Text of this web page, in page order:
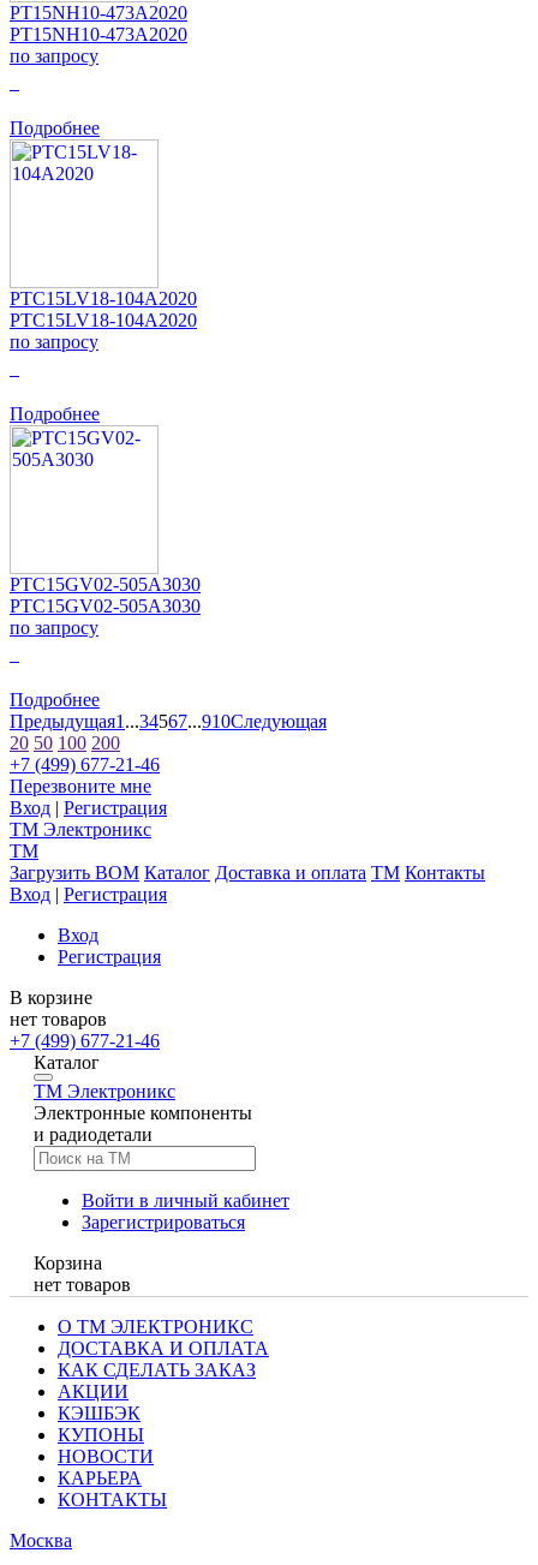
PT15NH10-473A2020
PT15NH10-473A2020
по запросу
Подробнее
PTC15LV18-104A2020
PTC15LV18-104A2020
по запросу
Подробнее
PTC15GV02-505A3030
PTC15GV02-505A3030
по запросу
Подробнее
Предыдущая1 ...34567...910Следующая
20 50 100 200
+7 (499) 677-21-46
Перезвоните мне
Вход | Регистрация
TM Электроникс
TM
Загрузить BOM Каталог Доставка и оплата TM Контакты
Вход | Регистрация
Вход
Регистрация
В корзине
нет товаров
+7 (499) 677-21-46
Каталог
TM Электроникс
Электронные компоненты
и радиодетали
Войти в личный кабинет
Зарегистрироваться
Корзина
нет товаров
О ТМ ЭЛЕКТРОНИКС
ДОСТАВКА И ОПЛАТА
КАК СДЕЛАТЬ ЗАКАЗ
АКЦИИ
КЭШБЭК
КУПОНЫ
НОВОСТИ
КАРЬЕРА
КОНТАКТЫ
Москва